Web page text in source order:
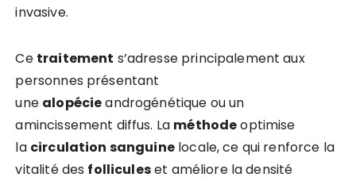
invasive.
Ce traitement s’adresse principalement aux
personnes présentant
une alopécieandrogénétique ou un
amincissement diffus. La méthodeoptimise
la circulation sanguinelocale, ce qui renforce la
vitalité des folliculeset améliore la densité